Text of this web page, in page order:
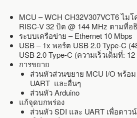
MCU – WCH CH32V307VCT6 ไม
RISC-V 32 บิต @ 144 MHz ตามที่อ
ระบบเครือข่าย – Ethernet 10 Mbps
USB – 1x พอร์ต USB 2.0 Type-C
USB 2.0 Type-C (ความเร็วเต็มที่:
การขยาย
ส่วนหัวส่วนขยาย MCU I/O พร้อ
UART และอื่นๆ
ส่วนหัว Arduino
แก้จุดบกพร่อง
ส่วนหัว SDI และ UART เพื่อดา